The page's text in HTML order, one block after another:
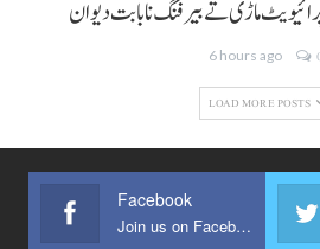
6 hours ago
LOAD MORE POSTS
Facebook
Join us on Facebook